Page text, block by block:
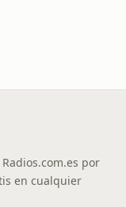
por
en cualquier